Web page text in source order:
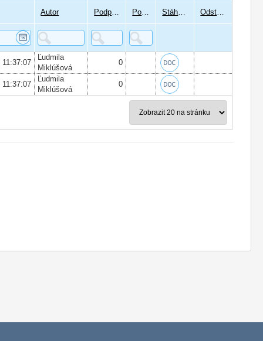
Autor Podpisů Podepsal Stáhnout Odstranit
Ľudmila
Miklúšová
0
Ľudmila
Miklúšová
0